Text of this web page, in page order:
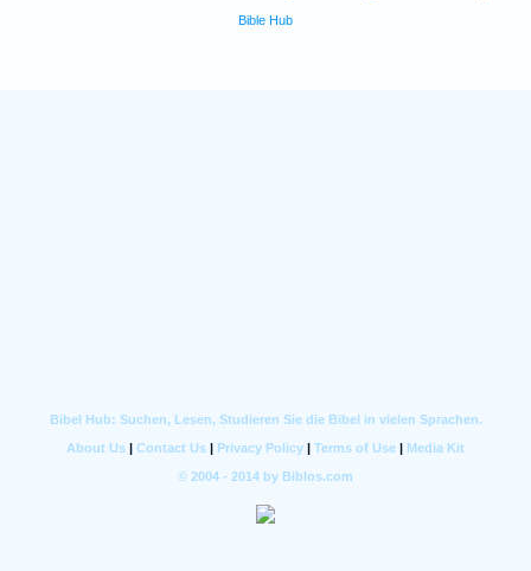
Bible Hub